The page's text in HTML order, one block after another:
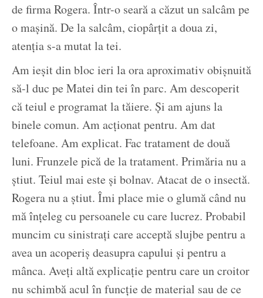
de firma Rogera. Într-o seară a căzut un salcâm pe
o mașină. De la salcâm, ciopârțit a doua zi,
atenția s-a mutat la tei.
Am ieșit din bloc ieri la ora aproximativ obișnuită
să-l duc pe Matei din tei în parc. Am descoperit
că teiul e programat la tăiere. Și am ajuns la
binele comun. Am acționat pentru. Am dat
telefoane. Am explicat. Fac tratament de două
luni. Frunzele pică de la tratament. Primăria nu a
știut. Teiul mai este și bolnav. Atacat de o insectă.
Rogera nu a știut. Îmi place mie o glumă când nu
mă înțeleg cu persoanele cu care lucrez. Probabil
muncim cu sinistrați care acceptă slujbe pentru a
avea un acoperiș deasupra capului și pentru a
mânca. Aveți altă explicație pentru care un croitor
nu schimbă acul în funcție de material sau de ce